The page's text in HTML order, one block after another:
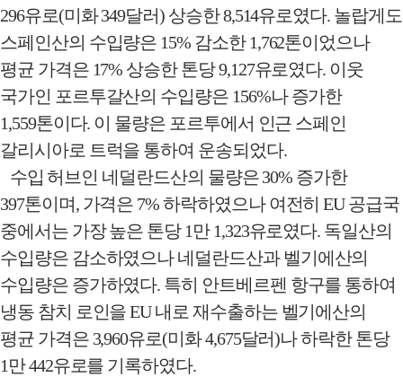
296유로(미화349달러) 상승한8,514유로였다. 놀랍게도
스페인산의 수입량은 15% 감소한1,762톤이었으나
평균 가격은 17% 상승한 톤당9,127유로였다. 이웃
국가인 포르투갈산의 수입량은 156%나 증가한
1,559톤이다. 이 물량은 포르투에서 인근 스페인
갈리시아로 트럭을 통하여 운송되었다.
수입 허브인 네덜란드산의 물량은30% 증가한
397톤이며, 가격은 7%하락하였으나 여전히EU공급국
중에서는 가장 높은 톤당1만1,323유로였다. 독일산의
수입량은 감소하였으나 네덜란드산과 벨기에산의
수입량은 증가하였다. 특히 안트베르펜 항구를 통하여
냉동 참치 로인을EU내로 재수출하는 벨기에산의
평균 가격은 3,960유로(미화4,675달러)나 하락한 톤당
1만442유로를 기록하였다.